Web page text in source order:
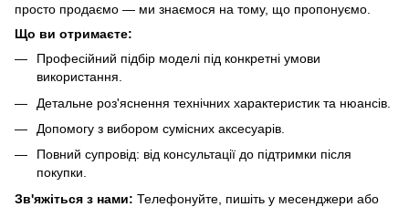
просто продаємо — ми знаємося на тому, що пропонуємо.
Що ви отримаєте:
Професійний підбір моделі під конкретні умови
використання.
Детальне роз'яснення технічних характеристик та нюансів.
Допомогу з вибором сумісних аксесуарів.
Повний супровід: від консультації до підтримки після
покупки.
Зв'яжіться з нами: Телефонуйте, пишіть у месенджери або